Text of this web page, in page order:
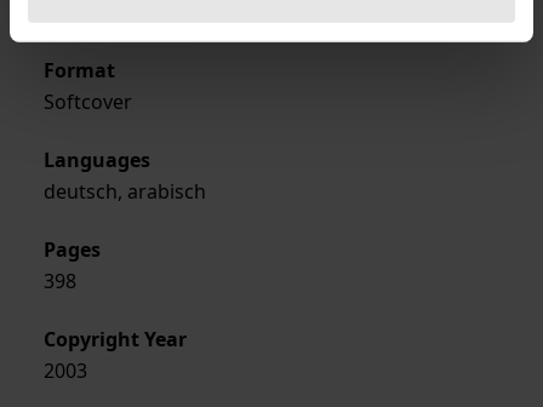
Format
Softcover
Languages
deutsch, arabisch
Pages
398
Copyright Year
2003